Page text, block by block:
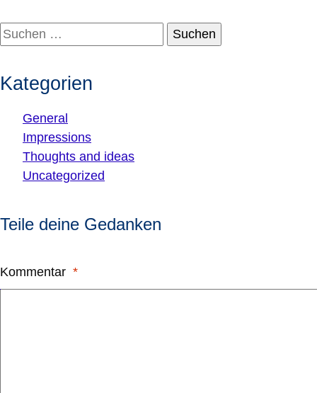
Suchen
nach:
Kategorien
General
Impressions
Thoughts and ideas
Uncategorized
Teile deine Gedanken
Kommentar *